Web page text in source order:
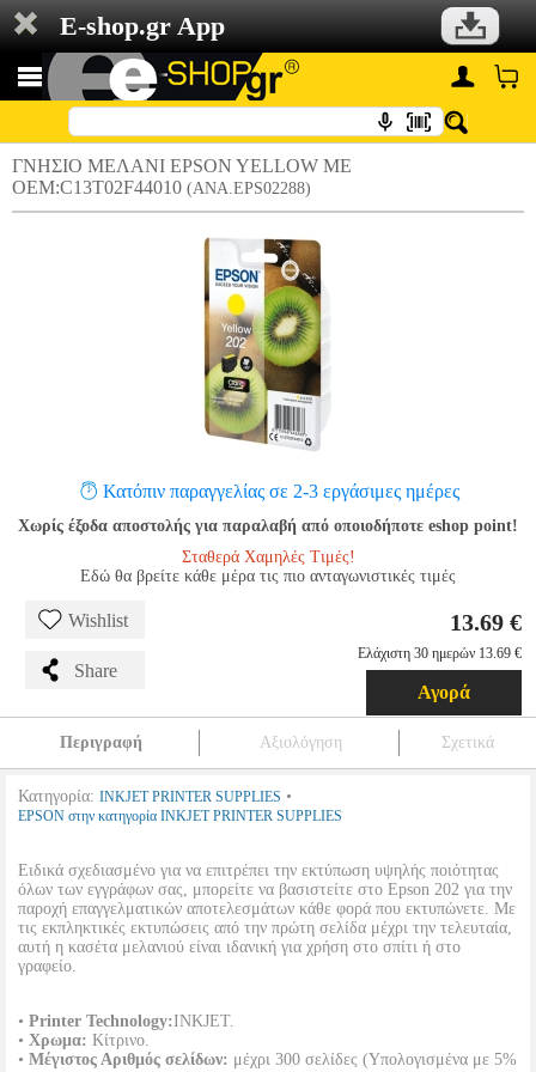
E-shop.gr App
ΓΝΗΣΙΟ ΜΕΛΑΝΙ EPSON YELLOW ΜΕ
OEM:C13T02F44010 (ANA.EPS02288)
Κατόπιν παραγγελίας σε 2-3 εργάσιμες ημέρες
Χωρίς έξοδα αποστολής για παραλαβή από οποιοδήποτε eshop point!
Σταθερά Χαμηλές Τιμές!
Εδώ θα βρείτε κάθε μέρα τις πιο ανταγωνιστικές τιμές
Wishlist
Share
13.69 €
Ελάχιστη 30 ημερών 13.69 €
Αγορά
Περιγραφή Αξιολόγηση Σχετικά
Κατηγορία: INKJET PRINTER SUPPLIES •
EPSON στην κατηγορία INKJET PRINTER SUPPLIES
Ειδικά σχεδιασμένο για να επιτρέπει την εκτύπωση υψηλής ποιότητας
όλων των εγγράφων σας, μπορείτε να βασιστείτε στο Epson 202 για την
παροχή επαγγελματικών αποτελεσμάτων κάθε φορά που εκτυπώνετε. Με
τις εκπληκτικές εκτυπώσεις από την πρώτη σελίδα μέχρι την τελευταία,
αυτή η κασέτα μελανιού είναι ιδανική για χρήση στο σπίτι ή στο
γραφείο.
• Printer Technology:INKJET.
• Χρωμα: Κίτρινο.
• Μέγιστος Αριθμός σελίδων: μέχρι 300 σελίδες (Υπολογισμένα με 5%